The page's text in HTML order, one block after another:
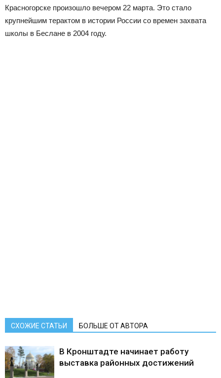
Красногорске произошло вечером 22 марта. Это стало
крупнейшим терактом в истории России со времен захвата
школы в Беслане в 2004 году.
СХОЖИЕ СТАТЬИ БОЛЬШЕ ОТ АВТОРА
В Кронштадте начинает работу
выставка районных достижений